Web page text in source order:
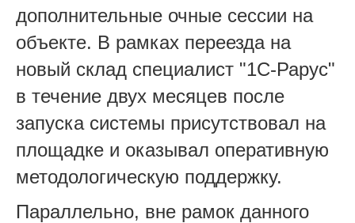
дополнительные очные сессии на
объекте. В рамках переезда на
новый склад специалист "1С-Рарус"
в течение двух месяцев после
запуска системы присутствовал на
площадке и оказывал оперативную
методологическую поддержку.
Параллельно, вне рамок данного